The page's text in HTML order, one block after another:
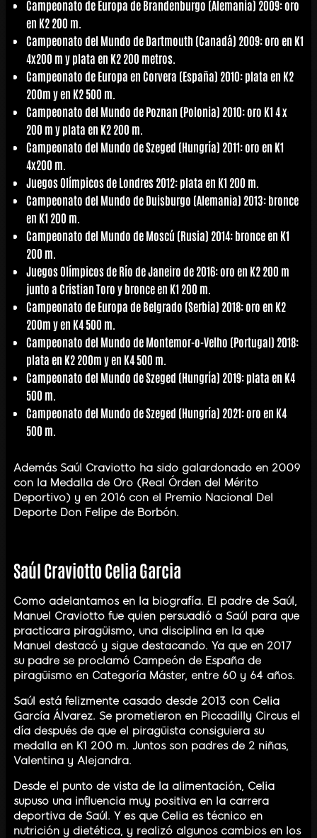
Campeonato de Europa de Brandenburgo (Alemania) 2009: oro
en K2 200 m.
Campeonato del Mundo de Dartmouth (Canadá) 2009: oro en K1
4x200 m y plata en K2 200 metros.
Campeonato de Europa en Corvera (España) 2010: plata en K2
200m y en K2 500 m.
Campeonato del Mundo de Poznan (Polonia) 2010: oro K1 4 x
200 m y plata en K2 200 m.
Campeonato del Mundo de Szeged (Hungría) 2011: oro en K1
4x200 m.
Juegos Olímpicos de Londres 2012: plata en K1 200 m.
Campeonato del Mundo de Duisburgo (Alemania) 2013: bronce
en K1 200 m.
Campeonato del Mundo de Moscú (Rusia) 2014: bronce en K1
200 m.
Juegos Olímpicos de Río de Janeiro de 2016: oro en K2 200 m
junto a Cristian Toro y bronce en K1 200 m.
Campeonato de Europa de Belgrado (Serbia) 2018: oro en K2
200m y en K4 500 m.
Campeonato del Mundo de Montemor-o-Velho (Portugal) 2018:
plata en K2 200m y en K4 500 m.
Campeonato del Mundo de Szeged (Hungría) 2019: plata en K4
500 m.
Campeonato del Mundo de Szeged (Hungría) 2021: oro en K4
500 m.
Además Saúl Craviotto ha sido galardonado en 2009
con la Medalla de Oro (Real Órden del Mérito
Deportivo) y en 2016 con el Premio Nacional Del
Deporte Don Felipe de Borbón.
Saúl Craviotto Celia Garcia
Como adelantamos en la biografía. El padre de Saúl,
Manuel Craviotto fue quien persuadió a Saúl para que
practicara piragüismo, una disciplina en la que
Manuel destacó y sigue destacando. Ya que en 2017
su padre se proclamó Campeón de España de
piragüismo en Categoría Máster, entre 60 y 64 años.
Saúl está felizmente casado desde 2013 con Celia
García Álvarez. Se prometieron en Piccadilly Circus el
día después de que el piragüista consiguiera su
medalla en K1 200 m. Juntos son padres de 2 niñas,
Valentina y Alejandra.
Desde el punto de vista de la alimentación, Celia
supuso una influencia muy positiva en la carrera
deportiva de Saúl. Y es que Celia es técnico en
nutrición y dietética, y realizó algunos cambios en los